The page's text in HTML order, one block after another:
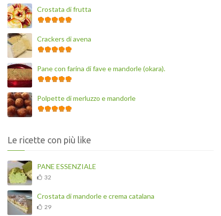
Crostata di frutta
Crackers di avena
Pane con farina di fave e mandorle (okara).
Polpette di merluzzo e mandorle
Le ricette con più like
PANE ESSENZIALE
32
Crostata di mandorle e crema catalana
29